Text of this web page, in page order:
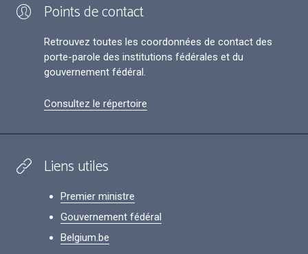
Points de contact
Retrouvez toutes les coordonnées de contact des
porte-parole des institutions fédérales et du
gouvernement fédéral.
Consultez le répertoire
Liens utiles
Premier ministre
Gouvernement fédéral
Belgium.be